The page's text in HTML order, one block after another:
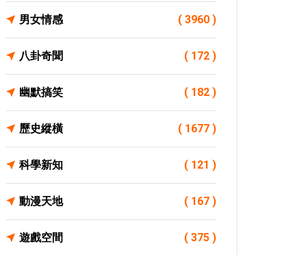
男女情感 ( 3960 )
八卦奇聞 ( 172 )
幽默搞笑 ( 182 )
歷史縱橫 ( 1677 )
科學新知 ( 121 )
動漫天地 ( 167 )
遊戲空間 ( 375 )